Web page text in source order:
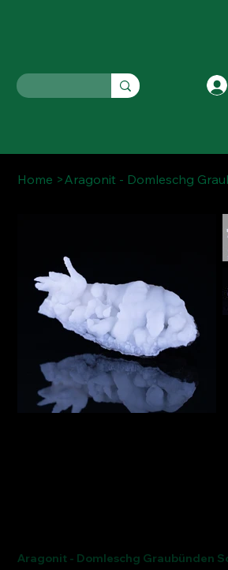
Home >Aragonit - Domleschg
Aragonit - Domleschg Graubünden